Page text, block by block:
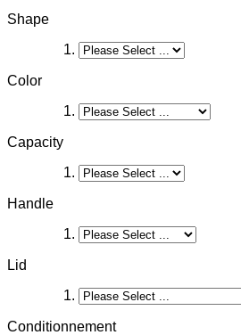
Shape
Color
Capacity
Handle
Lid
Conditionnement